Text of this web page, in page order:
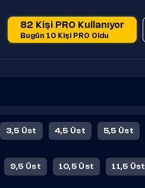
82 Kişi PRO Kullanıyor
Bugün 10 Kişi PRO Oldu
3,5 Üst 4,5 Üst 5,5 Üst
9,5 Üst 10,5 Üst 11,5 Üst